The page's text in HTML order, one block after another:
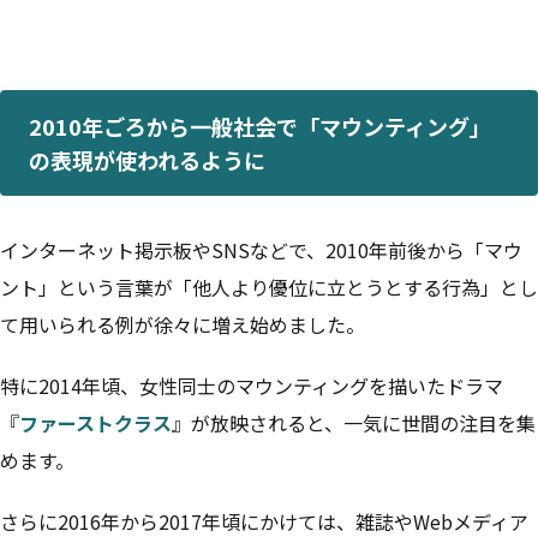
2010年ごろから一般社会で「マウンティング」
の表現が使われるように
インターネット掲示板やSNSなどで、2010年前後から「マウ
ント」という言葉が「他人より優位に立とうとする行為」とし
て用いられる例が徐々に増え始めました。
特に2014年頃、女性同士のマウンティングを描いたドラマ
『ファーストクラス』が放映されると、一気に世間の注目を集
めます。
さらに2016年から2017年頃にかけては、雑誌やWebメディア